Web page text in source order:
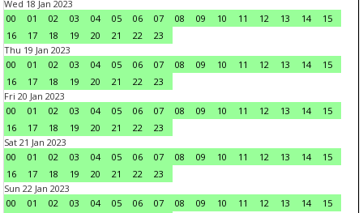
Wed 18 Jan 2023
00
01 02 03 04 05 06 07 08 09 10 11 12 13 14
15
16
17 18 19 20 21 22
23
Thu 19 Jan 2023
00
01 02 03 04 05 06 07 08 09 10 11 12 13 14
15
16
17 18 19 20 21 22
23
Fri 20 Jan 2023
00
01 02 03 04 05 06 07 08 09 10 11 12 13 14
15
16
17 18 19 20 21 22
23
Sat 21 Jan 2023
00
01 02 03 04 05 06 07 08 09 10 11 12 13 14
15
16
17 18 19 20 21 22
23
Sun 22 Jan 2023
00
01 02 03 04 05 06 07 08 09 10 11 12 13 14
15